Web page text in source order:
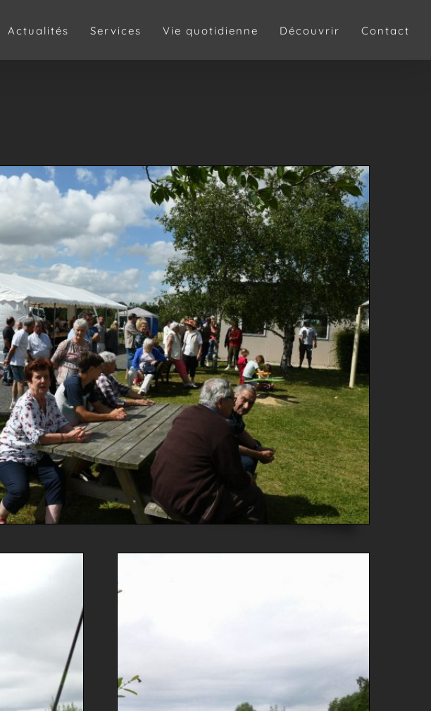
Actualités Services Vie quotidienne Découvrir Contact